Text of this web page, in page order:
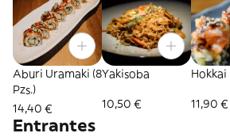
Aburi Uramaki (8
Pzs.)
14,40 €
Yakisoba
10,50 €
Hokkai
11,90 €
Entrantes